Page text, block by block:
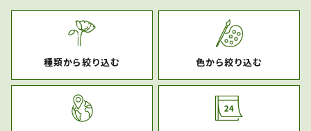
種類から絞り込む 色から絞り込む